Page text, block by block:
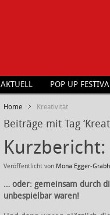
AKTUELL POP UP
Home Kreativität
Beiträge mit Tag
Veröffentlicht von Mona Egger-
… oder: gemeinsam durch
unbespielbar waren!